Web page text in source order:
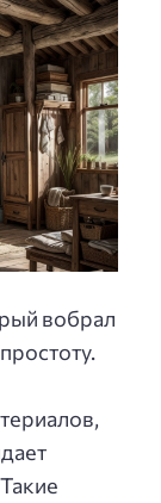
вобрал